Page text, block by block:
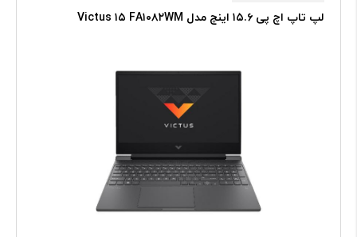
لپ تاپ اچ پی ۱۵.۶ اینچ مدل Victus ۱۵ FA۱۰۸۲WM